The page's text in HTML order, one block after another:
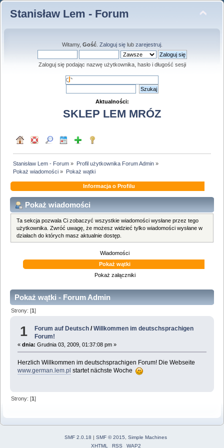
Stanisław Lem - Forum
Witamy, Gość. Zaloguj sięlub zarejestruj.
Zaloguj się podając nazwę użytkownika, hasło i długość sesji
Aktualności:
SKLEP LEM MRÓZ
Stanisław Lem - Forum » Profil użytkownika Forum Admin»
Pokaż wiadomości » Pokaż wątki
Informacja o Profilu
Pokaż wiadomości
Ta sekcja pozwala Ci zobaczyć wszystkie wiadomości wysłane przez tego
użytkownika. Zwróć uwagę, że możesz widzieć tylko wiadomości wysłane w
działach do których masz aktualnie dostęp.
Wiadomości
Pokaż wątki
Pokaż załączniki
Pokaż wątki - Forum Admin
Strony: [1]
1 Forum auf Deutsch /Willkommen im deutschsprachigen
Forum!
« dnia: Grudnia 03, 2009, 01:37:08 pm »
Herzlich Willkommen im deutschsprachigen Forum! Die Webseite
www.german.lem.pl startet nächste Woche
Strony: [1]
SMF 2.0.18 | SMF © 2015
Simple Machines
XHTML
RSS WAP2